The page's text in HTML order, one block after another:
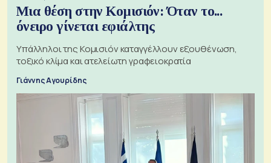
Μια θέση στην Κομισιόν: Όταν το...
όνειρο γίνεται εφιάλτης
Υπάλληλοι της Κομισιόν καταγγέλλουν εξουθένωση,
τοξικό κλίμα και ατελείωτη γραφειοκρατία
Γιάννης Αγουρίδης